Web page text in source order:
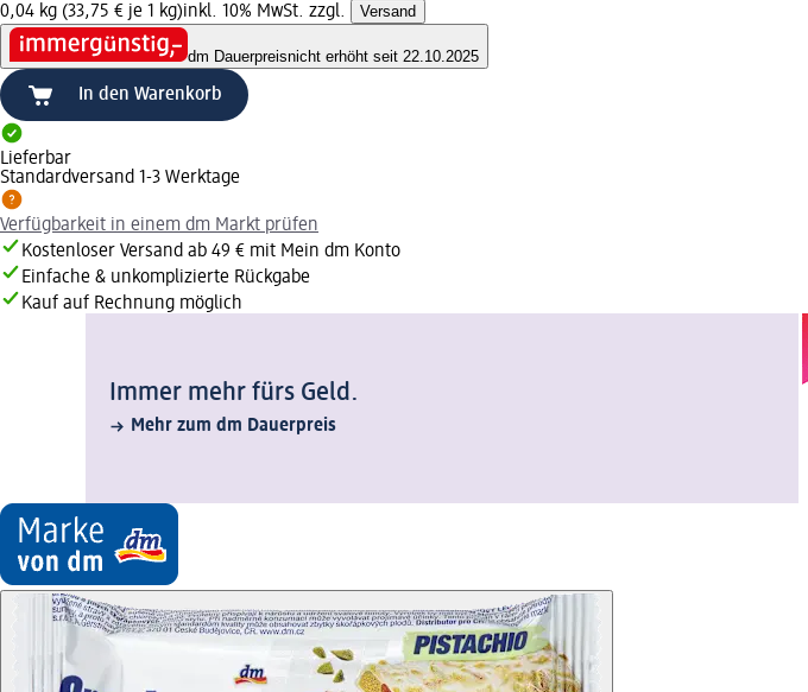
0,04 kg (33,75 € je 1 kg)inkl. 10% MwSt. zzgl. Versand
dm Dauerpreisnicht erhöht seit 22.10.2025
In den Warenkorb
Lieferbar
Standardversand 1-3 Werktage
Verfügbarkeit in einem dm Markt prüfen
Kostenloser Versand ab 49 € mit Mein dm Konto
Einfache & unkomplizierte Rückgabe
Kauf auf Rechnung möglich
Immer mehr fürs Geld.
Mehr zum dm Dauerpreis